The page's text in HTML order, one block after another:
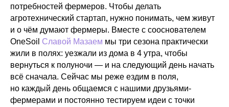
потребностей фермеров. Чтобы делать
агротехнический стартап, нужно понимать, чем живут
и о чём думают фермеры. Вместе с сооснователем
OneSoil Славой Мазаем мы три сезона практически
жили в полях: уезжали из дома в 4 утра, чтобы
вернуться к полуночи — и на следующий день начать
всё сначала. Сейчас мы реже ездим в поля,
но каждый день общаемся с нашими друзьями-
фермерами и постоянно тестируем идеи с точки